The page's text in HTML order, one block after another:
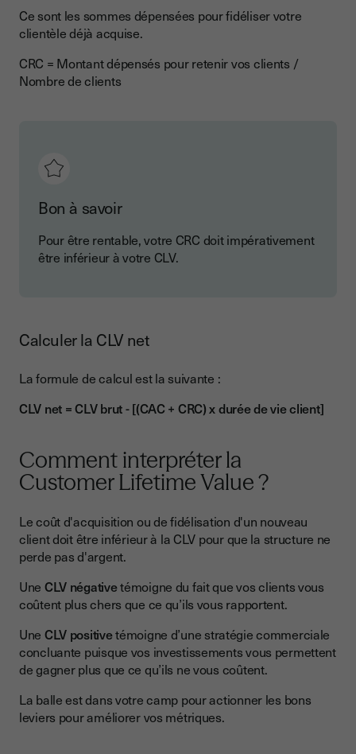
Ce sont les sommes dépensées pour fidéliser votre
clientèle déjà acquise.
CRC = Montant dépensés pour retenir vos clients /
Nombre de clients
Bon à savoir
Pour être rentable, votre CRC doit impérativement
être inférieur à votre CLV.
Calculer la CLV net
La formule de calcul est la suivante :
CLV net = CLV brut - [(CAC + CRC) x durée de vie client]
Comment interpréter la
Customer Lifetime Value ?
Le coût d'acquisition ou de fidélisation d'un nouveau
client doit être inférieur à la CLV pour que la structure ne
perde pas d'argent.
Une CLV négativetémoigne du fait que vos clients vous
coûtent plus chers que ce qu’ils vous rapportent.
Une CLV positivetémoigne d’une stratégie commerciale
concluante puisque vos investissements vous permettent
de gagner plus que ce qu’ils ne vous coûtent.
La balle est dans votre camp pour actionner les bons
leviers pour améliorer vos métriques.